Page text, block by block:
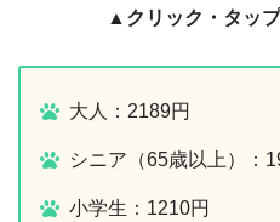
▲クリック・タッ
大人：2189円
シニア（65歳以上）：
小学生：1210円